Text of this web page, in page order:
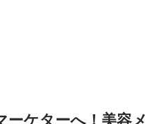
ケターへ！美容メ